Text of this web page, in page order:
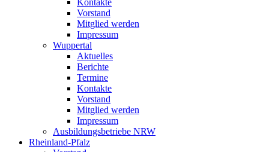
Kontakte
Vorstand
Mitglied werden
Impressum
Wuppertal
Aktuelles
Berichte
Termine
Kontakte
Vorstand
Mitglied werden
Impressum
Ausbildungsbetriebe NRW
Rheinland-Pfalz